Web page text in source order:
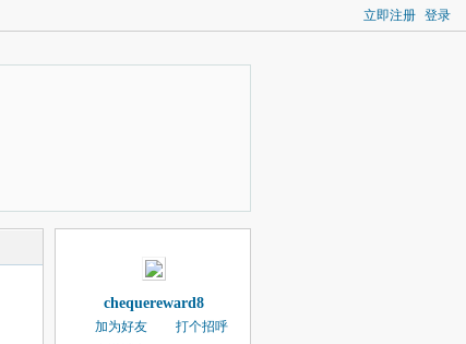
立即注册 登录
chequereward8
加为好友
打个招呼